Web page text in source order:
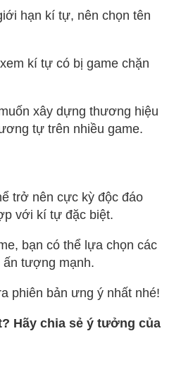
hạn kí tự, nên chọn tên
kí tự có bị game chặn
xây dựng thương hiệu
tự trên nhiều game.
trở nên cực kỳ độc đáo
với kí tự đặc biệt.
bạn có thể lựa chọn các
ấn tượng mạnh.
phiên bản ưng ý nhất nhé!
Hãy chia sẻ ý tưởng của